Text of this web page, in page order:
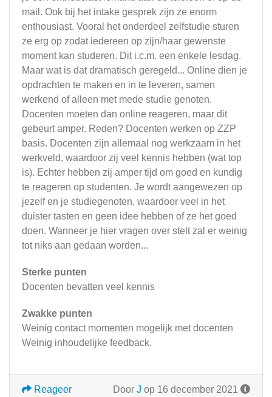
mail. Ook bij het intake gesprek zijn ze enorm
enthousiast. Vooral het onderdeel zelfstudie sturen
ze erg op zodat iedereen op zijn/haar gewenste
moment kan studeren. Dit i.c.m. een enkele lesdag.
Maar wat is dat dramatisch geregeld... Online dien je
opdrachten te maken en in te leveren, samen
werkend of alleen met mede studie genoten.
Docenten moeten dan online reageren, maar dit
gebeurt amper. Reden? Docenten werken op ZZP
basis. Docenten zijn allemaal nog werkzaam in het
werkveld, waardoor zij veel kennis hebben (wat top
is). Echter hebben zij amper tijd om goed en kundig
te reageren op studenten. Je wordt aangewezen op
jezelf en je studiegenoten, waardoor veel in het
duister tasten en geen idee hebben of ze het goed
doen. Wanneer je hier vragen over stelt zal er weinig
tot niks aan gedaan worden...
Sterke punten
Docenten bevatten veel kennis
Zwakke punten
Weinig contact momenten mogelijk met docenten
Weinig inhoudelijke feedback.
Door J op 16 december 2021
Reageer